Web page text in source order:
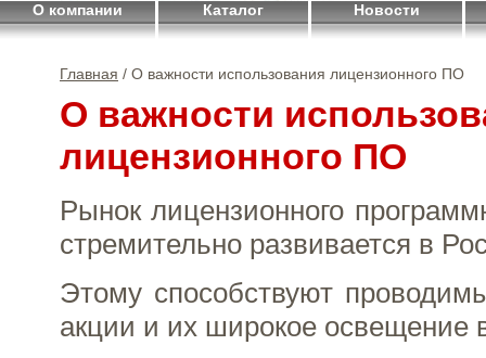
О компании Каталог Новости
Главная / О важности использования лицензионного ПО
О важности
лицензионного ПО
Рынок лицензионного
стремительно развивается в
Этому способствуют
акции и их широкое